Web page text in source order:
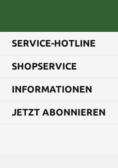
SERVICE-HOTLINE
SHOPSERVICE
INFORMATIONEN
JETZT ABONNIEREN